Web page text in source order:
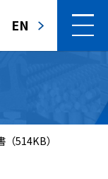
EN
514KB）